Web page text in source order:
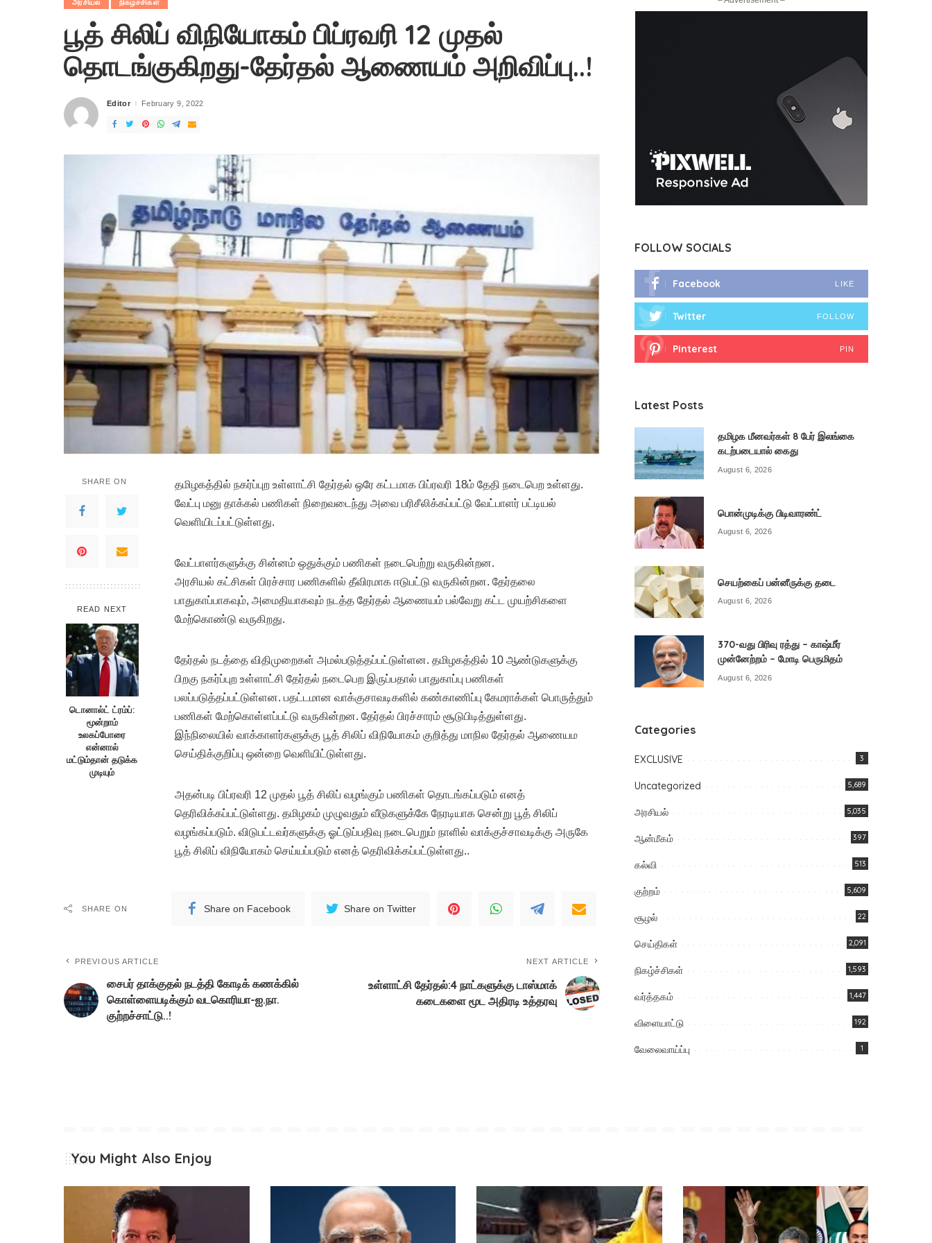
அரசியல் நிகழ்ச்சிகள்
பூத் சிலிப் விநியோகம் பிப்ரவரி 12 முதல்
தொடங்குகிறது-தேர்தல் ஆணையம் அறிவிப்பு..!
Posted
Editor February 9, 2022
SHARE ON
READ NEXT
டொனால்ட் ட்ரம்ப்:
மூன்றாம்
உலகப்போரை
என்னால்
மட்டும்தான் தடுக்க
முடியும்
தமிழகத்தில் நகர்ப்புற உள்ளாட்சி தேர்தல் ஒரே கட்டமாக பிப்ரவரி 18ம் தேதி நடைபெற உள்ளது.
வேட்பு மனு தாக்கல் பணிகள் நிறைவடைந்து அவை பரிசீலிக்கப்பட்டு வேட்பாளர் பட்டியல்
வெளியிடப்பட்டுள்ளது.
வேட்பாளர்களுக்கு சின்னம் ஒதுக்கும் பணிகள் நடைபெற்று வருகின்றன.
அரசியல் கட்சிகள் பிரச்சார பணிகளில் தீவிரமாக ஈடுபட்டு வருகின்றன. தேர்தலை
பாதுகாப்பாகவும், அமைதியாகவும் நடத்த தேர்தல் ஆணையம் பல்வேறு கட்ட முயற்சிகளை
மேற்கொண்டு வருகிறது.
தேர்தல் நடத்தை விதிமுறைகள் அமல்படுத்தப்பட்டுள்ளன. தமிழகத்தில் 10 ஆண்டுகளுக்கு
பிறகு நகர்ப்புற உள்ளாட்சி தேர்தல் நடைபெற இருப்பதால் பாதுகாப்பு பணிகள்
பலப்படுத்தப்பட்டுள்ளன. பதட்டமான வாக்குசாவடிகளில் கண்காணிப்பு கேமராக்கள் பொருத்தும்
பணிகள் மேற்கொள்ளப்பட்டு வருகின்றன. தேர்தல் பிரச்சாரம் சூடுபிடித்துள்ளது.
இந்நிலையில் வாக்காளர்களுக்கு பூத் சிலிப் விநியோகம் குறித்து மாநில தேர்தல் ஆணையம
செய்திக்குறிப்பு ஒன்றை வெளியிட்டுள்ளது.
அதன்படி பிப்ரவரி 12 முதல் பூத் சிலிப் வழங்கும் பணிகள் தொடங்கப்படும் எனத்
தெரிவிக்கப்பட்டுள்ளது. தமிழகம் முழுவதும் வீடுகளுக்கே நேரடியாக சென்று பூத் சிலிப்
வழங்கப்படும். விடுபட்டவர்களுக்கு ஓட்டுப்பதிவு நடைபெறும் நாளில் வாக்குச்சாவடிக்கு அருகே
பூத் சிலிப் விநியோகம் செய்யப்படும் எனத் தெரிவிக்கப்பட்டுள்ளது..
SHARE ON Share on Facebook Share on Twitter
PREVIOUS ARTICLE
சைபர் தாக்குதல் நடத்தி கோடிக் கணக்கில்
கொள்ளையடிக்கும் வடகொரியா-ஐ.நா.
குற்றச்சாட்டு..!
NEXT ARTICLE
உள்ளாட்சி தேர்தல்:4 நாட்களுக்கு டாஸ்மாக்
கடைகளை மூட அதிரடி உத்தரவு
FOLLOW SOCIALS
Facebook LIKE
Twitter FOLLOW
Pinterest PIN
Latest Posts
தமிழக மீனவர்கள் 8 பேர் இலங்கை
கடற்படையால் கைது
August 6, 2026
பொன்முடிக்கு பிடிவாரண்ட்
August 6, 2026
செயற்கைப் பன்னீருக்கு தடை
August 6, 2026
370-வது பிரிவு ரத்து – காஷ்மீர்
முன்னேற்றம் – மோடி பெருமிதம்
August 6, 2026
Categories
EXCLUSIVE 3
Uncategorized 5,689
அரசியல் 5,035
ஆன்மீகம் 397
கல்வி 513
குற்றம் 5,609
சூழல் 22
செய்திகள் 2,091
நிகழ்ச்சிகள் 1,593
வர்த்தகம் 1,447
விளையாட்டு 192
வேலைவாய்ப்பு 1
You Might Also Enjoy